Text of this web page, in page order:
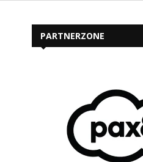
PARTNERZONE